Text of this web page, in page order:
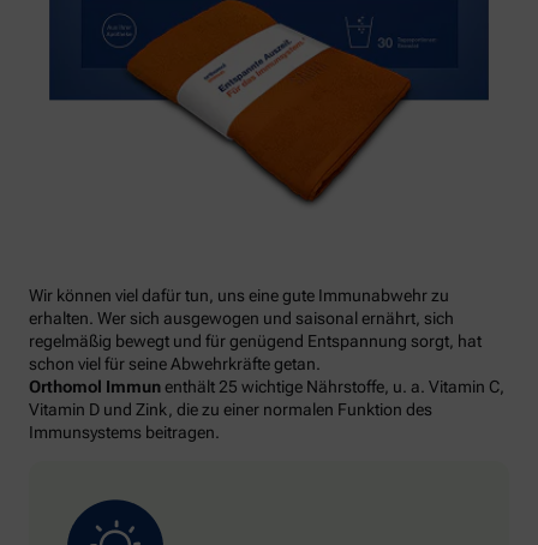
Wir können viel dafür tun, uns eine gute Immunabwehr zu
erhalten. Wer sich ausgewogen und saisonal ernährt, sich
regelmäßig bewegt und für genügend Entspannung sorgt, hat
schon viel für seine Abwehrkräfte getan.
Orthomol Immunenthält 25 wichtige Nährstoffe, u. a. Vitamin C,
Vitamin D und Zink, die zu einer normalen Funktion des
Immunsystems beitragen.